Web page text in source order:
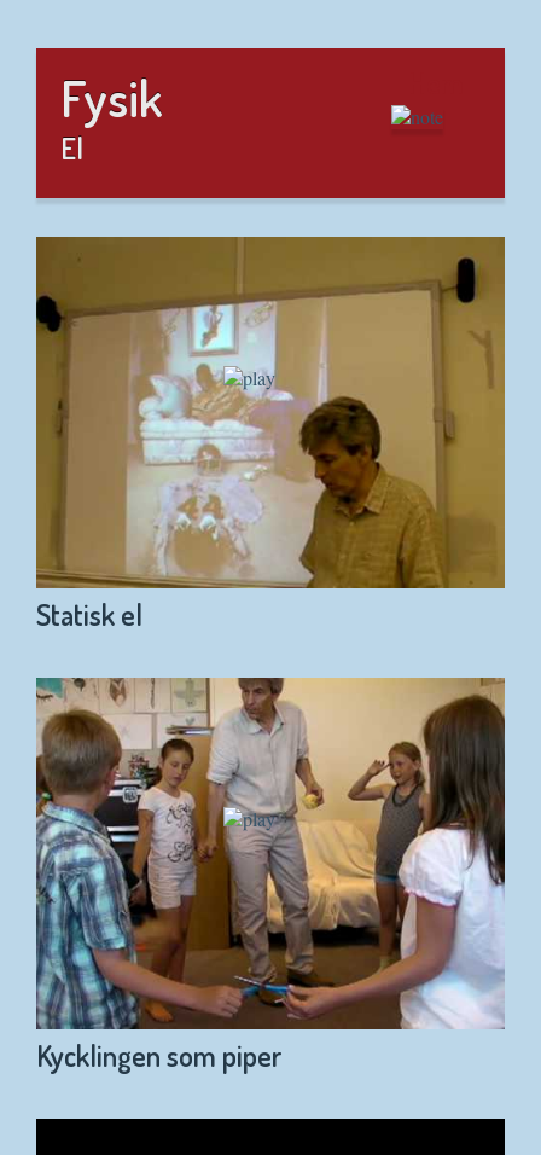
Fysik
El
Statisk el
Kycklingen som piper